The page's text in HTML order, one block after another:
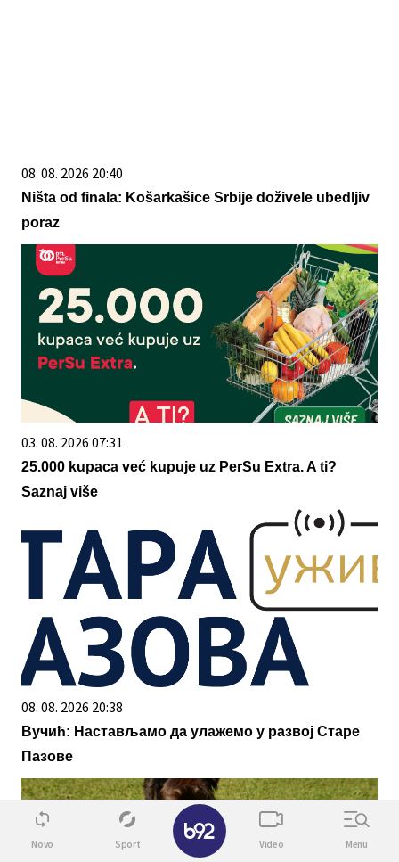
08. 08. 2026 20:40
Ništa od finala: Košarkašice Srbije doživele ubedljiv
poraz
03. 08. 2026 07:31
25.000 kupaca već kupuje uz PerSu Extra. A ti?
Saznaj više
08. 08. 2026 20:38
Вучић: Настављамо да улажемо у развој Старе
Пазове
Novo Sport Video Menu
✕